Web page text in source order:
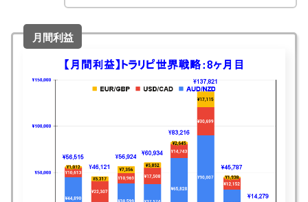
月間利益